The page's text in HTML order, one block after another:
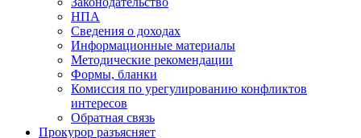
НПА
Сведения о доходах
Информационные материалы
Методические рекомендации
Формы, бланки
Комиссия по урегулированию конфликтов
интересов
Обратная связь
Прокурор разъясняет